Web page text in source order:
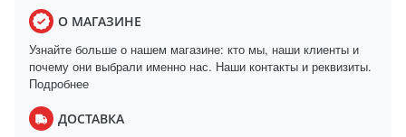
О МАГАЗИНЕ
Узнайте больше о нашем магазине: кто мы, наши клиенты и
почему они выбрали именно нас. Наши контакты и реквизиты.
Подробнее
ДОСТАВКА